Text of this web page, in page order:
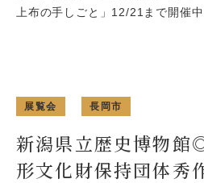
上布の手しごと」12/21まで開催中
展覧会 長岡市
新潟県立歴史博物館
形文化財保持団体秀